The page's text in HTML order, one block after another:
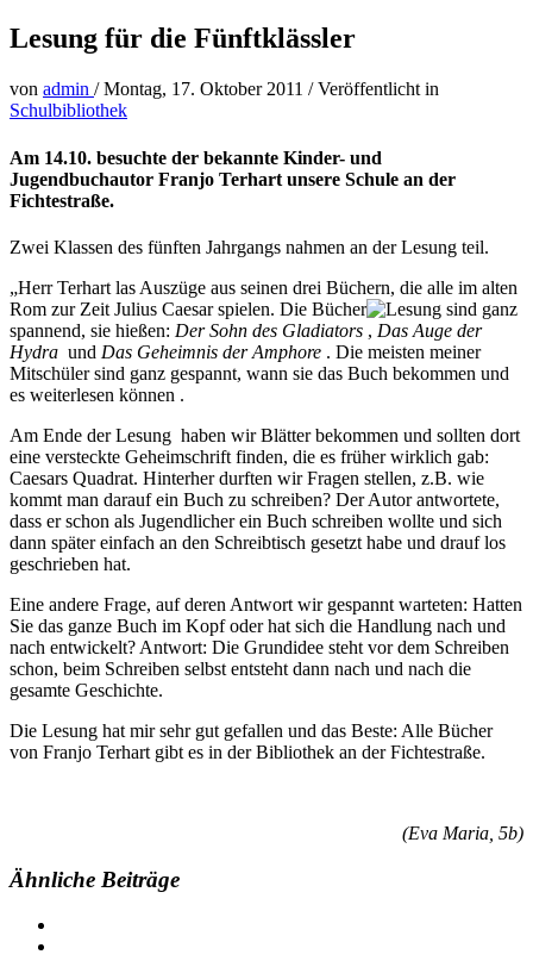
Lesung für die Fünftklässler
von admin /Montag, 17. Oktober 2011 /Veröffentlicht in
Schulbibliothek
Am 14.10. besuchte der bekannte Kinder- und
Jugendbuchautor Franjo Terhart unsere Schule an der
Fichtestraße.
Zwei Klassen des fünften Jahrgangs nahmen an der Lesung teil.
„Herr Terhart las Auszüge aus seinen drei Büchern, die alle im alten
Rom zur Zeit Julius Caesar spielen. Die Bücher
sind ganz
spannend, sie hießen: Der Sohn des Gladiators , Das Auge der
Hydra und Das Geheimnis der Amphore . Die meisten meiner
Mitschüler sind ganz gespannt, wann sie das Buch bekommen und
es weiterlesen können .
Am Ende der Lesung haben wir Blätter bekommen und sollten dort
eine versteckte Geheimschrift finden, die es früher wirklich gab:
Caesars Quadrat. Hinterher durften wir Fragen stellen, z.B. wie
kommt man darauf ein Buch zu schreiben? Der Autor antwortete,
dass er schon als Jugendlicher ein Buch schreiben wollte und sich
dann später einfach an den Schreibtisch gesetzt habe und drauf los
geschrieben hat.
Eine andere Frage, auf deren Antwort wir gespannt warteten: Hatten
Sie das ganze Buch im Kopf oder hat sich die Handlung nach und
nach entwickelt? Antwort: Die Grundidee steht vor dem Schreiben
schon, beim Schreiben selbst entsteht dann nach und nach die
gesamte Geschichte.
Die Lesung hat mir sehr gut gefallen und das Beste: Alle Bücher
von Franjo Terhart gibt es in der Bibliothek an der Fichtestraße.
(Eva Maria, 5b)
Ähnliche Beiträge